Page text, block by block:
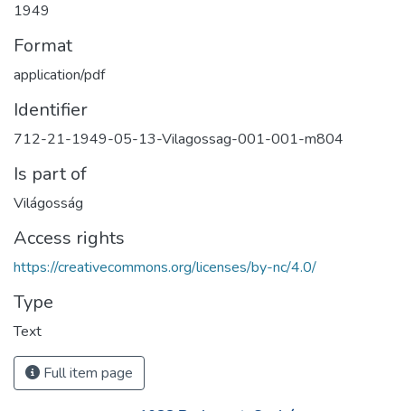
1949
Format
application/pdf
Identifier
712-21-1949-05-13-Vilagossag-001-001-m804
Is part of
Világosság
Access rights
https://creativecommons.org/licenses/by-nc/4.0/
Type
Text
Full item page